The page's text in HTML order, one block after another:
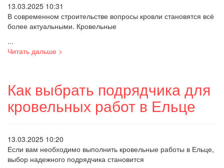
13.03.2025 10:31
В современном строительстве вопросы кровли становятся всё
более актуальными. Кровельные
...
Читать дальше >
Как выбрать подрядчика для
кровельных работ в Ельце
13.03.2025 10:20
Если вам необходимо выполнить кровельные работы в Ельце,
выбор надежного подрядчика становится